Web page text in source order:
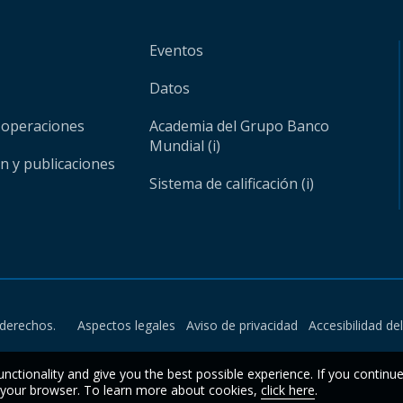
y publicaciones
Eventos
Datos
Academia del Grupo Banco
Mundial (i)
Sistema de calificación (i)
Aspectos legales Aviso de privacidad Accesibilidad
and give you the best possible experience. If you
browser. To learn more about cookies, click here.